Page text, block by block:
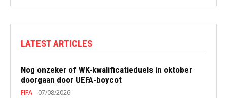
LATEST ARTICLES
Nog onzeker of WK-kwalificatieduels in oktober
doorgaan door UEFA-boycot
FIFA 07/08/2026